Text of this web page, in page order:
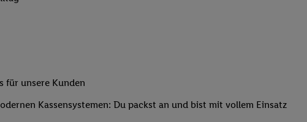
für unsere Kunden
Kassensystemen: Du packst an und bist mit vollem Einsatz